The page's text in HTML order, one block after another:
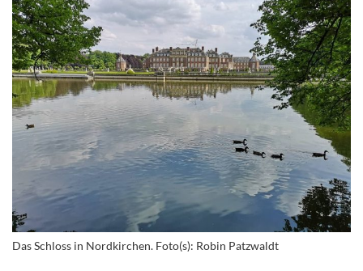
Das Schloss in Nordkirchen. Foto(s): Robin Patzwaldt